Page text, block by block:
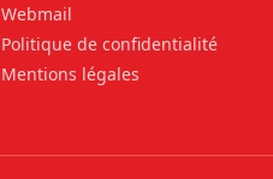
Webmail
Politique de confidentialité
Mentions légales